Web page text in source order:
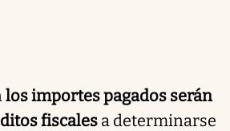
los importes pagados serán
fiscales a determinarse